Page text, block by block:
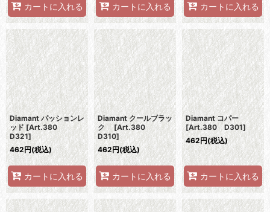
カートに入れる カートに入れる カートに入れる
Diamant パッションレ
ッド [Art.380
D321]
462円(税込)
カートに入れる
Diamant クールブラッ
ク [Art.380
D310]
462円(税込)
カートに入れる
Diamant コパー
[Art.380 D301]
462円(税込)
カートに入れる